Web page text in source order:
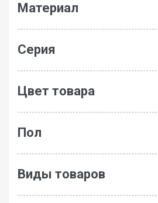
Материал
Серия
Цвет товара
Пол
Виды товаров